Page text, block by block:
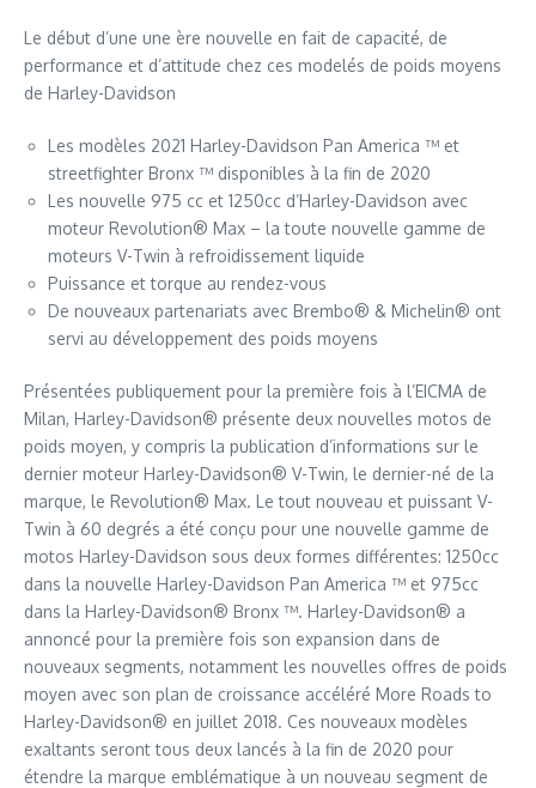
Le début d’une une ère nouvelle en fait de capacité, de
performance et d’attitude chez ces modelés de poids moyens
de Harley-Davidson
Les modèles 2021 Harley-Davidson Pan America ™ et
streetfighter Bronx ™ disponibles à la fin de 2020
Les nouvelle 975 cc et 1250cc d’Harley-Davidson avec
moteur Revolution® Max – la toute nouvelle gamme de
moteurs V-Twin à refroidissement liquide
Puissance et torque au rendez-vous
De nouveaux partenariats avec Brembo® & Michelin® ont
servi au développement des poids moyens
Présentées publiquement pour la première fois à l’EICMA de
Milan, Harley-Davidson® présente deux nouvelles motos de
poids moyen, y compris la publication d’informations sur le
dernier moteur Harley-Davidson® V-Twin, le dernier-né de la
marque, le Revolution® Max. Le tout nouveau et puissant V-
Twin à 60 degrés a été conçu pour une nouvelle gamme de
motos Harley-Davidson sous deux formes différentes: 1250cc
dans la nouvelle Harley-Davidson Pan America ™ et 975cc
dans la Harley-Davidson® Bronx ™. Harley-Davidson® a
annoncé pour la première fois son expansion dans de
nouveaux segments, notamment les nouvelles offres de poids
moyen avec son plan de croissance accéléré More Roads to
Harley-Davidson® en juillet 2018. Ces nouveaux modèles
exaltants seront tous deux lancés à la fin de 2020 pour
étendre la marque emblématique à un nouveau segment de